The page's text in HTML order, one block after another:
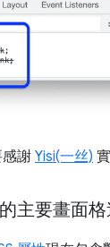
謝 Yisi(一丝)
主要畫面